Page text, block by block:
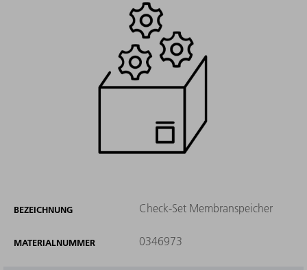
BEZEICHNUNG Check-Set Membranspeicher
MATERIALNUMMER 0346973